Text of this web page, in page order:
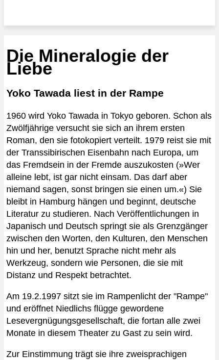
Die Mineralogie der
Liebe
Yoko Tawada liest in der Rampe
1960 wird Yoko Tawada in Tokyo geboren. Schon als
Zwölfjährige versucht sie sich an ihrem ersten
Roman, den sie fotokopiert verteilt. 1979 reist sie mit
der Transsibirischen Eisenbahn nach Europa, um
das Fremdsein in der Fremde auszukosten (»Wer
alleine lebt, ist gar nicht einsam. Das darf aber
niemand sagen, sonst bringen sie einen um.«) Sie
bleibt in Hamburg hängen und beginnt, deutsche
Literatur zu studieren. Nach Veröffentlichungen in
Japanisch und Deutsch springt sie als Grenzgänger
zwischen den Worten, den Kulturen, den Menschen
hin und her, benutzt Sprache nicht mehr als
Werkzeug, sondern wie Personen, die sie mit
Distanz und Respekt betrachtet.
Am 19.2.1997 sitzt sie im Rampenlicht der "Rampe"
und eröffnet Niedlichs flügge gewordene
Lesevergnügungsgesellschaft, die fortan alle zwei
Monate in diesem Theater zu Gast zu sein wird.
Zur Einstimmung trägt sie ihre zweisprachigen